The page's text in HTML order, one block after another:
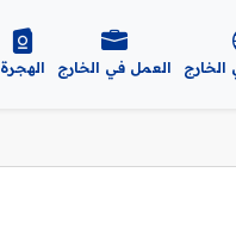
الخارج العمل في الخارج الهجرة